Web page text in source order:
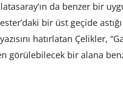
da benzer bir
bir üst geçide astığı
hatırlatan Çelikler,
görülebilecek bir alana